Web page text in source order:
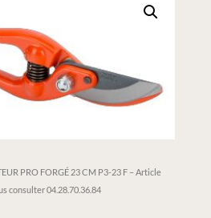
PRO FORGÉ 23 CM P3-23 F – Article
consulter 04.28.70.36.84